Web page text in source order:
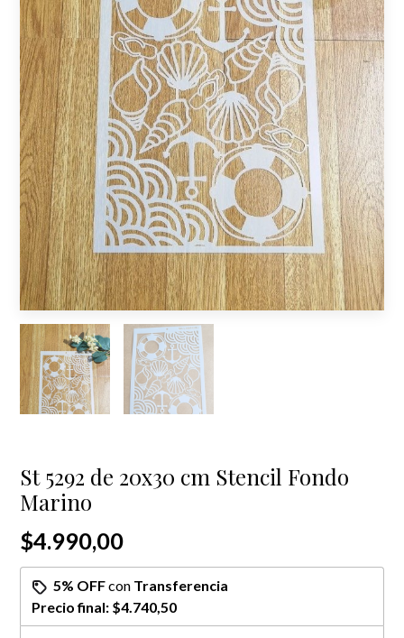
St 5292 de 20x30 cm Stencil Fondo
Marino
$4.990,00
5% OFFcon Transferencia
Precio final: $4.740,50